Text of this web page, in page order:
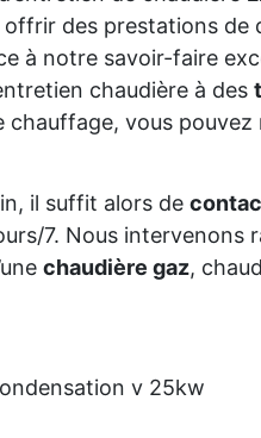
des prestations de
à notre savoir-faire
chaudière à des
chauffage, vous
il suffit alors de
7. Nous intervenons
chaudière gaz,
v 25kw